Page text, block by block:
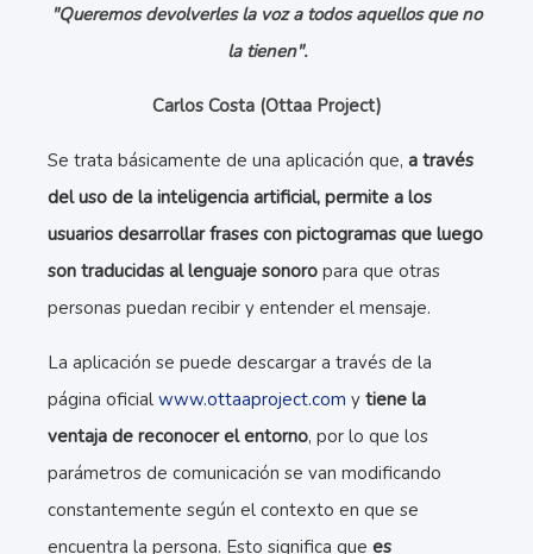
"Queremos devolverles la voz a todos aquellos que no
la tienen".
Carlos Costa (Ottaa Project)
Se trata básicamente de una aplicación que, a través
del uso de la inteligencia artificial, permite a los
usuarios desarrollar frases con pictogramas que luego
son traducidas al lenguaje sonoro para que otras
personas puedan recibir y entender el mensaje.
La aplicación se puede descargar a través de la
página oficial www.ottaaproject.com y tiene la
ventaja de reconocer el entorno, por lo que los
parámetros de comunicación se van modificando
constantemente según el contexto en que se
encuentra la persona. Esto significa que es